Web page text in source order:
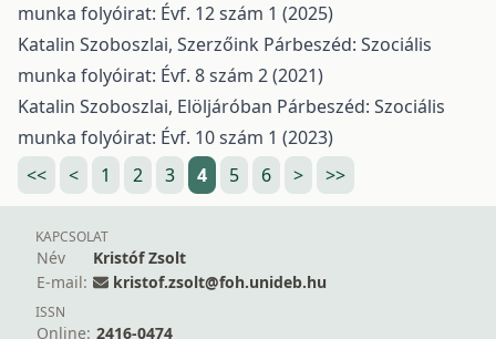
munka folyóirat: Évf. 12 szám 1 (2025)
Katalin Szoboszlai, Szerzőink Párbeszéd: Szociális
munka folyóirat: Évf. 8 szám 2 (2021)
Katalin Szoboszlai, Elöljáróban Párbeszéd: Szociális
munka folyóirat: Évf. 10 szám 1 (2023)
<<
< 1 2 3 4 5 6 > >>
KAPCSOLAT
Név
Kristóf Zsolt
E-mail:
kristof.zsolt@foh.unideb.hu
ISSN
Online: 2416-0474